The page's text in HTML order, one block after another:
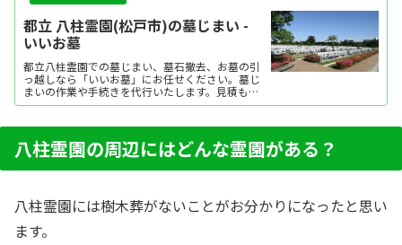
都立 八柱霊園(松戸市)の墓じまい -
いいお墓
都立八柱霊園での墓じまい、墓石撤去、お墓の引
っ越しなら「いいお墓」にお任せください。墓じ
まいの作業や手続きを代行いたします。見積もり
は無料です。墓じまいの流れや費用相場、業者の
情報も提供中。
八柱霊園の周辺にはどんな霊園がある？
八柱霊園には樹木葬がないことがお分かりになったと思い
ます。